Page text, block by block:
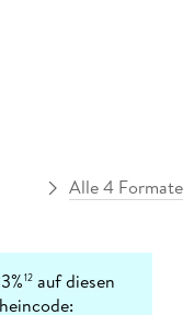
Alle 4 Formate
12 auf diesen